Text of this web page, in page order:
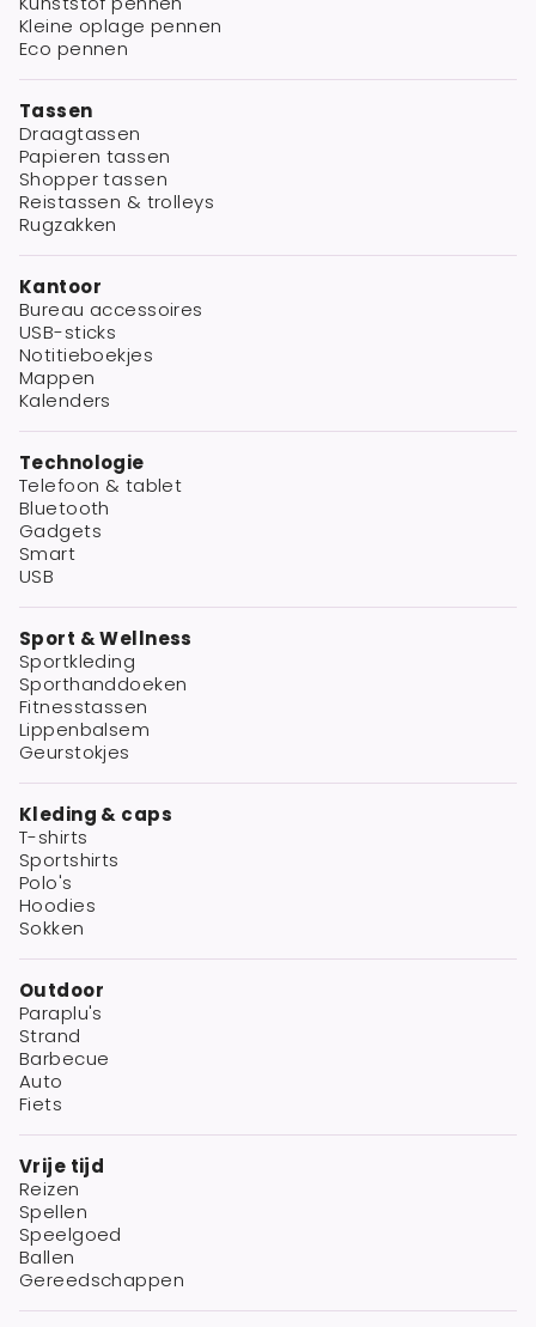
Kleine oplage pennen
Eco pennen
Tassen
Draagtassen
Papieren tassen
Shopper tassen
Reistassen & trolleys
Rugzakken
Kantoor
Bureau accessoires
USB-sticks
Notitieboekjes
Mappen
Kalenders
Technologie
Telefoon & tablet
Bluetooth
Gadgets
Smart
USB
Sport & Wellness
Sportkleding
Sporthanddoeken
Fitnesstassen
Lippenbalsem
Geurstokjes
Kleding & caps
T-shirts
Sportshirts
Polo's
Hoodies
Sokken
Outdoor
Paraplu's
Strand
Barbecue
Auto
Fiets
Vrije tijd
Reizen
Spellen
Speelgoed
Ballen
Gereedschappen